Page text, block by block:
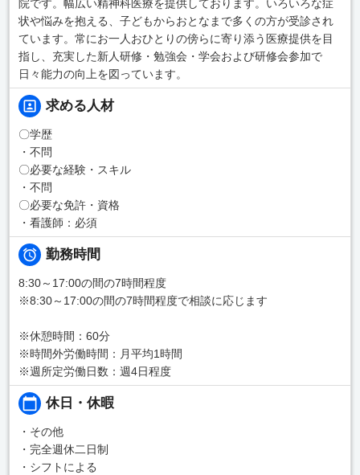
院です。幅広い精神科医療を提供しております。いろいろな症
状や悩みを抱える、子どもからおとなまで多くの方が受診され
ています。常にお一人おひとりの傍らに寄り添う医療提供を目
指し、充実した新人研修・勉強会・学会および研修会参加で
日々能力の向上を図っています。
求める人材
〇学歴
・不問
〇必要な経験・スキル
・不問
〇必要な免許・資格
・看護師：必須
勤務時間
8:30～17:00の間の7時間程度
※8:30～17:00の間の7時間程度で相談に応じます
※休憩時間：60分
※時間外労働時間：月平均1時間
※週所定労働日数：週4日程度
休日・休暇
・その他
・完全週休二日制
・シフトによる